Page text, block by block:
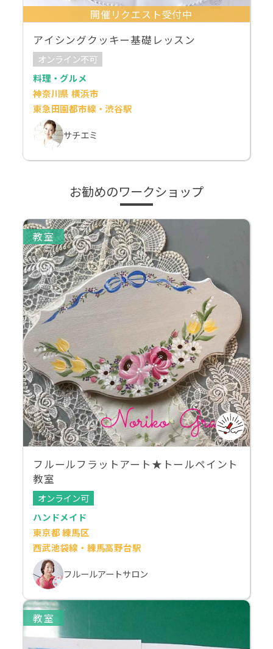
開催リクエスト受付中
アイシングクッキー基礎レッスン
オンライン不可
料理・グルメ
神奈川県 横浜市
東急田園都市線・渋谷駅
サチエミ
お勧めのワークショップ
教室
フルールフラットアート★トールペイント
教室
オンライン可
ハンドメイド
東京都 練馬区
西武池袋線・練馬高野台駅
フルールアートサロン
教室